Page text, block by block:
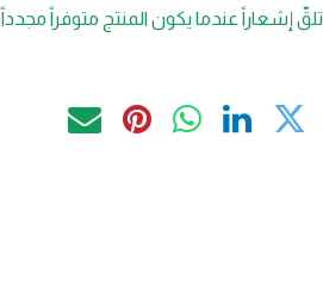
تلقّ إشعاراً عندما يكون المنتج متوفراً مجدداً